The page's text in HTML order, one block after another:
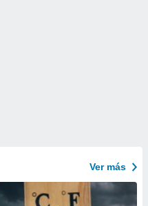
Ver más